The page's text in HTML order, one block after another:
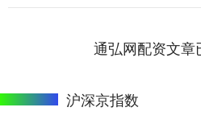
通弘网配资文章
沪深京指数